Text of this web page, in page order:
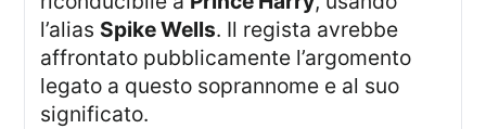
l’alias Spike Wells. Il regista avrebbe
affrontato pubblicamente l’argomento
legato a questo soprannome e al suo
significato.